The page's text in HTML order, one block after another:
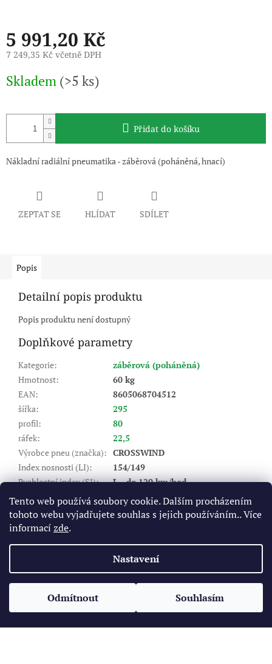
Tento web používá soubory cookie. Dalším procházením
tohoto webu vyjadřujete souhlas s jejich používáním.. Více
informacízde.
Nastavení
Odmítnout Souhlasím
5 991,20 Kč
7 249,35 Kč včetně DPH
cena:
Skladem (>5 ks)
Přidat do košíku
Nákladní radiální pneumatika - záběrová (poháněná, hnací)
ZEPTAT SE HLÍDAT SDÍLET
Popis
Detailní popis produktu
Popis produktu není dostupný
Doplňkové parametry
Kategorie:
záběrová (poháněná)
Hmotnost:
60 kg
EAN:
8605068704512
šířka:
295
profil:
80
ráfek:
22,5
Výrobce pneu (značka): CROSSWIND
Index nosnosti (LI):
154/149
Rychlostní index (SI):
L - do 120 km/hod
Valivý odpor
Záběr na mokru:
C
Hlučnost DB:
t
Vytvořil Shoptet